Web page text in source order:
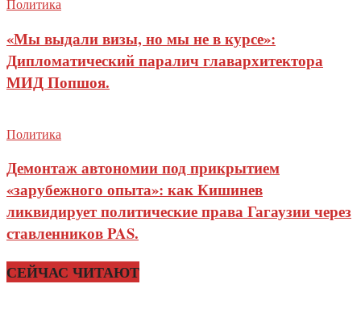
Политика
«Мы выдали визы, но мы не в курсе»:
Дипломатический паралич главархитектора
МИД Попшоя.
Политика
Демонтаж автономии под прикрытием
«зарубежного опыта»: как Кишинев
ликвидирует политические права Гагаузии через
ставленников PAS.
СЕЙЧАС ЧИТАЮТ